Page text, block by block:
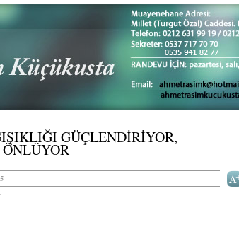
GÜÇLENDİRİYOR,